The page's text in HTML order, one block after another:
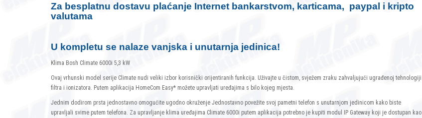
Za besplatnu dostavu plaćanje Internet bankarstvom, karticama, paypal i kripto
valutama
U kompletu se nalaze vanjska i unutarnja jedinica!
Klima Bosh Climate 6000i 5,3 kW
Ovaj vrhunski model serije Climate nudi veliki izbor korisnički orijentiranih funkcija. Uživajte u čistom, svježem zraku zahvaljujući ugrađenoj tehnologiji
filtra i ionizatora. Putem aplikacija HomeCom Easy* možete upravljati uređajima s bilo kojeg mjesta.
Jednim dodirom prsta jednostavno omogućite ugodno okruženje Jednostavno povežite svoj pametni telefon s unutarnjom jedinicom kako biste
upravljali svime putem telefona. Za upravljanje klima uređajima Climate 6000i putem aplikacija potrebno je kupiti modul IP Gateway koji je dostupan kao